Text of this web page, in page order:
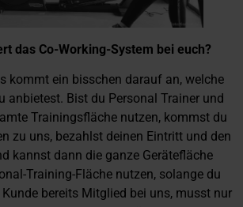
das Co-Working-System bei euch?
kommt ein bisschen darauf an, welche
anbietest. Bist du Personal Trainer und
Trainingsfläche nutzen, kommst du
zu uns, bezahlst deinen Eintritt und den
kannst dann die ganze Gerätefläche
Training-Fläche nutzen, solange du
bereits Mitglied bei uns, musst nur